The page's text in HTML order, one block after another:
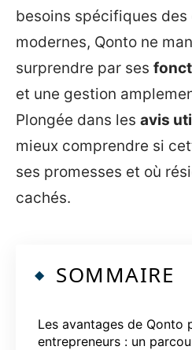
besoins spécifiques des
modernes, Qonto ne
surprendre par ses
et une gestion
Plongée dans les avis
mieux comprendre si
ses promesses et où
cachés.
SOMMAIRE
Les avantages de Qonto
entrepreneurs : un